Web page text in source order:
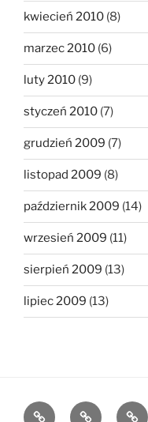
kwiecień 2010 (8)
marzec 2010 (6)
luty 2010 (9)
styczeń 2010 (7)
grudzień 2009 (7)
listopad 2009 (8)
październik 2009 (14)
wrzesień 2009 (11)
sierpień 2009 (13)
lipiec 2009 (13)
The The The